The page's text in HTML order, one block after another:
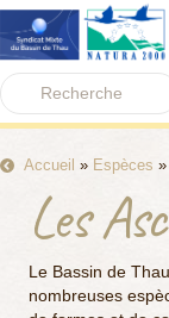
Accueil » Espèces »
Les
Le Bassin de
nombreuses